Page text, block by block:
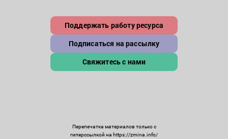
Поддержать работу ресурса
Подписаться на рассылку
Свяжитесь с нами
Перепечатка материалов только с
гиперссылкой на https://zmina.info/